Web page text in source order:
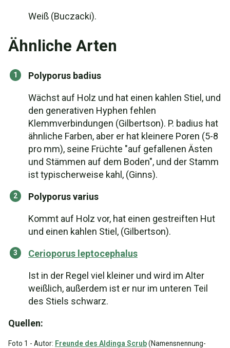
Weiß (Buczacki).
Ähnliche Arten
Polyporus badius
Wächst auf Holz und hat einen kahlen Stiel, und
den generativen Hyphen fehlen
Klemmverbindungen (Gilbertson). P. badius hat
ähnliche Farben, aber er hat kleinere Poren (5-8
pro mm), seine Früchte "auf gefallenen Ästen
und Stämmen auf dem Boden", und der Stamm
ist typischerweise kahl, (Ginns).
Polyporus varius
Kommt auf Holz vor, hat einen gestreiften Hut
und einen kahlen Stiel, (Gilbertson).
Cerioporus leptocephalus
Ist in der Regel viel kleiner und wird im Alter
weißlich, außerdem ist er nur im unteren Teil
des Stiels schwarz.
Quellen:
Foto 1 - Autor: Freunde des Aldinga Scrub(Namensnennung-